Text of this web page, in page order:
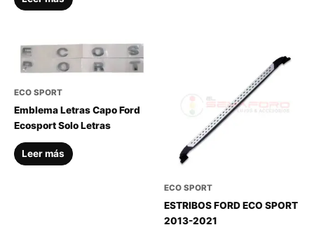
ECO SPORT
Emblema Letras Capo Ford
Ecosport Solo Letras
Leer más
ECO SPORT
ESTRIBOS FORD ECO SPORT
2013-2021